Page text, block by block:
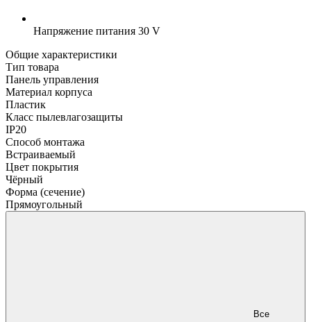
Напряжение питания 30 V
Общие характеристики
Тип товара
Панель управления
Материал корпуса
Пластик
Класс пылевлагозащиты
IP20
Способ монтажа
Встраиваемый
Цвет покрытия
Чёрный
Форма (сечение)
Прямоугольный